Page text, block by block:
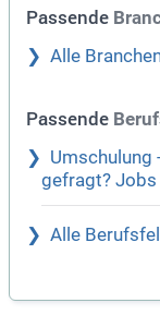
Passende
Alle
Passende
Umschulung
gefragt? Jobs
Alle